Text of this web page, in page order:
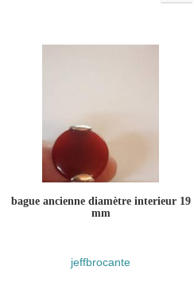
bague ancienne diamètre interieur 19
mm
jeffbrocante